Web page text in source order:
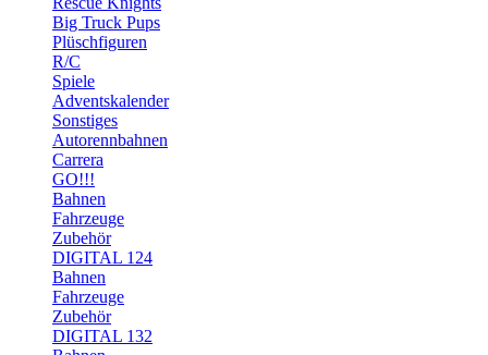
Big Truck Pups
Plüschfiguren
R/C
Spiele
Adventskalender
Sonstiges
Autorennbahnen
Carrera
GO!!!
Bahnen
Fahrzeuge
Zubehör
DIGITAL 124
Bahnen
Fahrzeuge
Zubehör
DIGITAL 132